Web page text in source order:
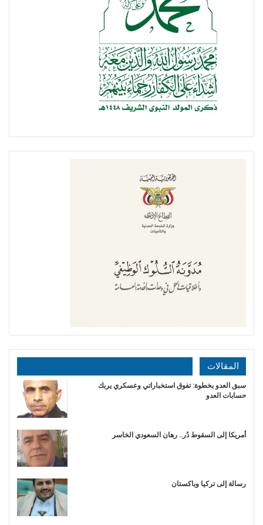
المقالات
سبق العدو بخطوة: تفوق استخباراتي وعسكري يربك
حسابات العدو
أمريكا إلى السقوط دُر.. رهان السعودي الخاسر
رسالة إلى تركيا وباكستان